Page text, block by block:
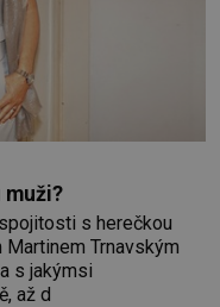
muži?
s herečkou
Martinem Trnavským
s jakýmsi
až d